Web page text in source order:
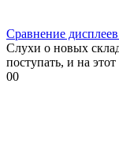
Сравнение
Слухи о новых
поступать, и на
00